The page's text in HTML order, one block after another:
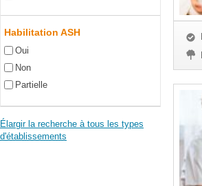
Habilitation ASH
Oui
Non
Partielle
Élargir la recherche à tous les types
d'établissements